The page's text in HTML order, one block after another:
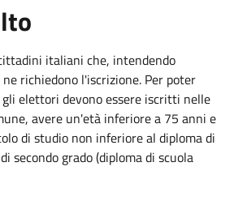
italiani che, intendendo
richiedono l'iscrizione. Per poter
elettori devono essere iscritti nelle
avere un'età inferiore a 75 anni e
di studio non inferiore al diploma di
secondo grado (diploma di scuola